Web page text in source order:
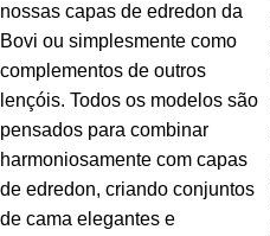
nossas capas de edredon da
Bovi ou simplesmente como
complementos de outros
lençóis. Todos os modelos são
pensados para combinar
harmoniosamente com capas
de edredon, criando conjuntos
de cama elegantes e